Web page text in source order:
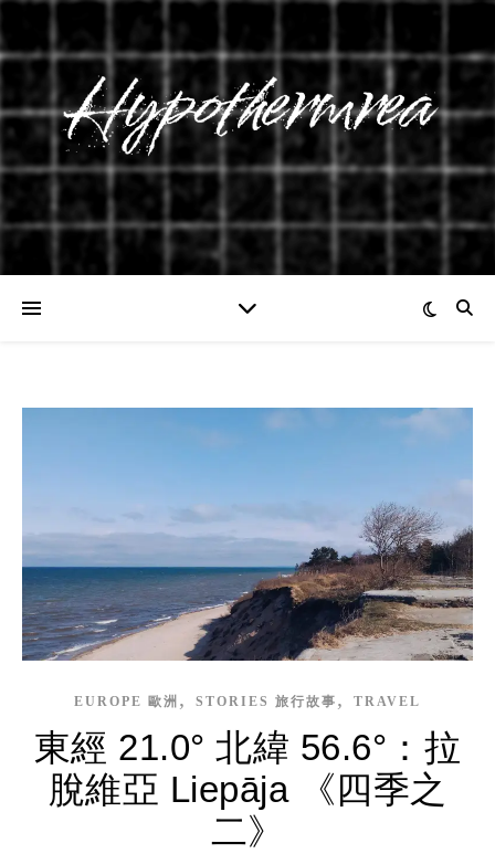
EUROPE 歐洲 , STORIES 旅行故事 , TRAVEL
東經 21.0° 北緯 56.6°：拉
脫維亞 Liepāja 《四季之
二》